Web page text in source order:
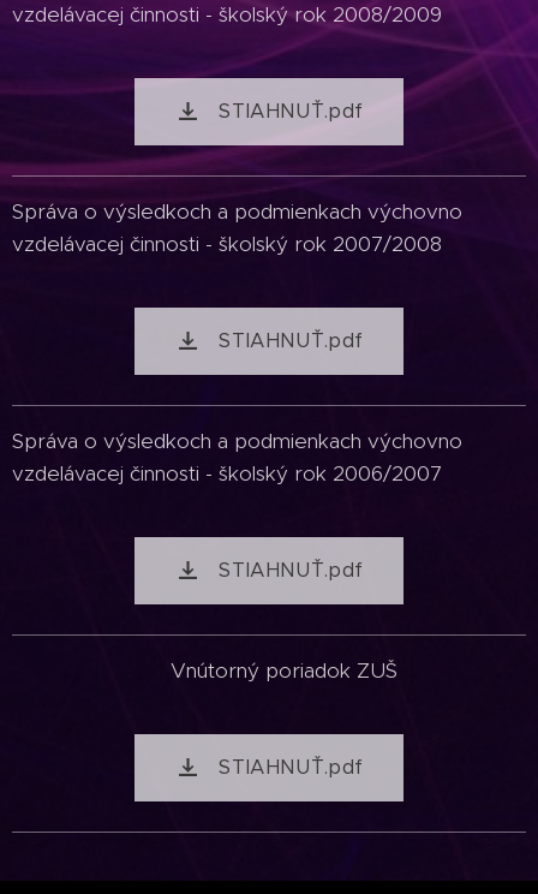
vzdelávacej činnosti - školský rok 2008/2009
STIAHNUŤ.pdf
Správa o výsledkoch a podmienkach výchovno
vzdelávacej činnosti - školský rok 2007/2008
STIAHNUŤ.pdf
Správa o výsledkoch a podmienkach výchovno
vzdelávacej činnosti - školský rok 2006/2007
STIAHNUŤ.pdf
Vnútorný poriadok ZUŠ
STIAHNUŤ.pdf